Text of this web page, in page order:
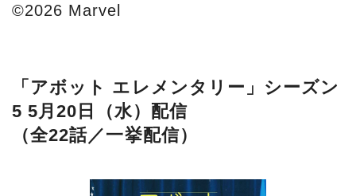
©︎2026 Marvel
「アボット エレメンタリー」シーズン
5 5月20日（水）配信
（全22話／一挙配信）